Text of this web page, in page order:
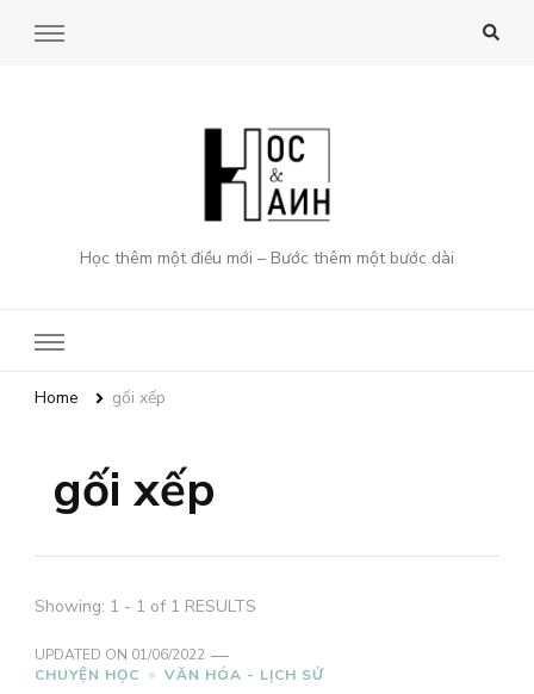
Học thêm một điều mới – Bước thêm một bước dài
Home gối xếp
gối xếp
Showing: 1 - 1 of 1 RESULTS
UPDATED ON 01/06/2022
CHUYỆN HỌC
VĂN HÓA - LỊCH SỬ